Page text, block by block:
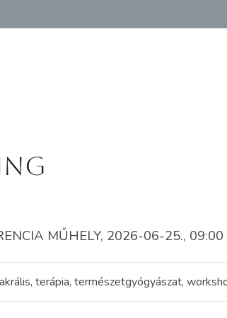
MŰHELY, 2026-06-25.,
terápia, természetgyógyászat,